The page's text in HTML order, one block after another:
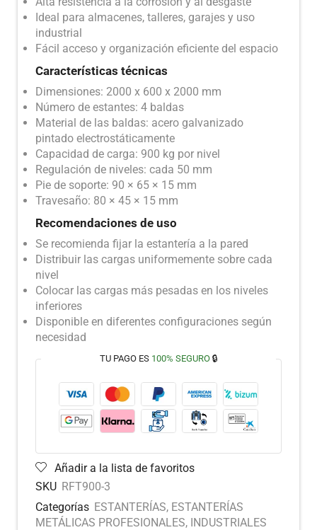
Ideal para almacenes, talleres, garajes y uso
industrial
Fácil acceso y organización eficiente del espacio
Características técnicas
Dimensiones: 2000 x 600 x 2000 mm
Número de estantes: 4 baldas
Material de las baldas: acero galvanizado
pintado electrostáticamente
Capacidad de carga: 900 kg por nivel
Regulación de niveles: cada 50 mm
Pie de soporte: 90 × 65 × 15 mm
Travesaño: 80 × 45 × 15 mm
Recomendaciones de uso
Se recomienda fijar la estantería a la pared
Distribuir las cargas uniformemente sobre cada
nivel
Colocar las cargas más pesadas en los niveles
inferiores
Disponible en diferentes configuraciones según
necesidad
TU PAGO ES 100% SEGURO🔒
Añadir a la lista de favoritos
SKU RFT900-3
Categorías ESTANTERÍAS, ESTANTERÍAS
METÁLICAS PROFESIONALES, INDUSTRIALES